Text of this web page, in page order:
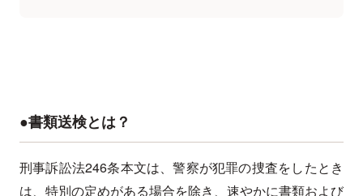
●書類送検とは？
刑事訴訟法246条本文は、警察が犯罪の捜査をしたとき
は、特別の定めがある場合を除き、速やかに書類および